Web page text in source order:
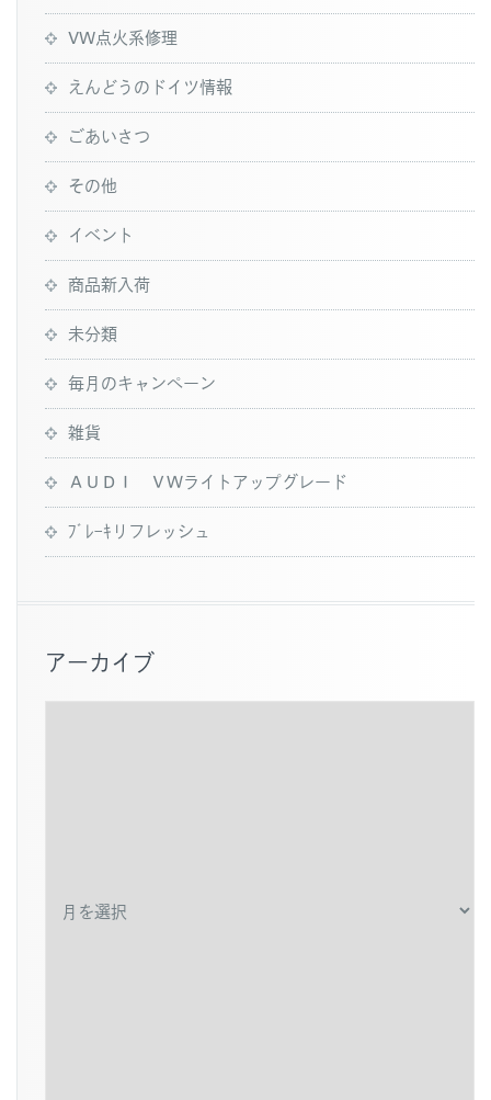
VW点火系修理
えんどうのドイツ情報
ごあいさつ
その他
イベント
商品新入荷
未分類
毎月のキャンペーン
雑貨
ＡＵＤＩ ＶＷライトアップグレード
ﾌﾞﾚｰｷリフレッシュ
アーカイブ